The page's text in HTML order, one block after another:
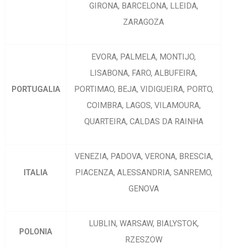
GIRONA, BARCELONA, LLEIDA,
ZARAGOZA
PORTUGALIA
EVORA, PALMELA, MONTIJO,
LISABONA, FARO, ALBUFEIRA,
PORTIMAO, BEJA, VIDIGUEIRA, PORTO,
COIMBRA, LAGOS, VILAMOURA,
QUARTEIRA, CALDAS DA RAINHA
ITALIA
VENEZIA, PADOVA, VERONA, BRESCIA,
PIACENZA, ALESSANDRIA, SANREMO,
GENOVA
POLONIA
LUBLIN, WARSAW, BIALYSTOK,
RZESZOW